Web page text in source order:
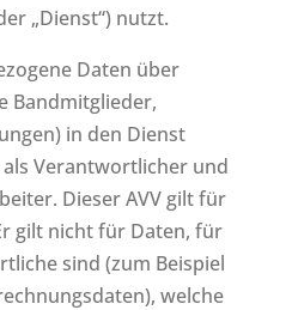
„Dienst“) nutzt.
Daten über
Bandmitglieder,
in den Dienst
Verantwortlicher und
Dieser AVV gilt für
gilt nicht für Daten, für
sind (zum Beispiel
welche